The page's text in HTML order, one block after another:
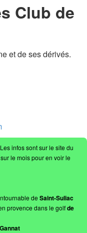
Club de
et de ses dérivés.
infos sont sur le site du
le mois pour en voir le
deSaint-Suliac
provence dans le golfde